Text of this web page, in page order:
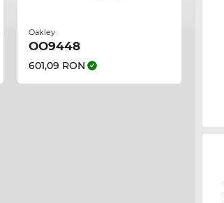
Oakley
OO9448
601,09 RON